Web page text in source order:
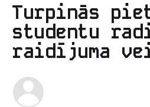
Turpinās
studentu
raidījuma